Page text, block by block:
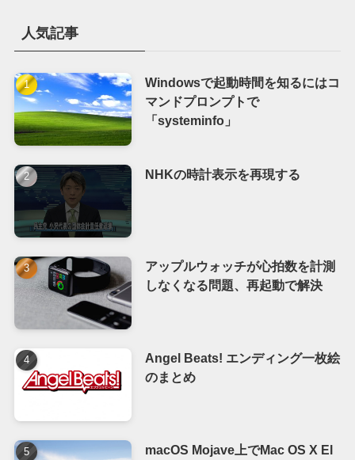
人気記事
Windowsで起動時間を知るにはコ
マンドプロンプトで
「systeminfo」
NHKの時計表示を再現する
アップルウォッチが心拍数を計測
しなくなる問題、再起動で解決
Angel Beats! エンディング一枚絵
のまとめ
macOS Mojave上でMac OS X El